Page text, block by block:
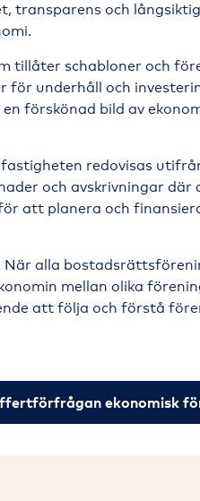
transparens och
tillåter schabloner och
för underhåll och
förskönad bild av
redovisas
och avskrivningar där
att planera och
När alla
mellan olika
att följa och förstå
ekonomisk